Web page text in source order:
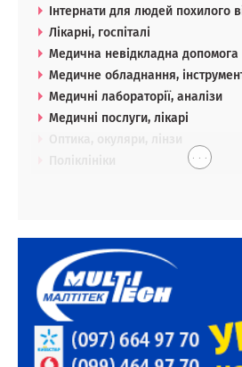
Інтернати для людей похилого
Лікарні, госпіталі
Медична невідкладна допомога
Медичне обладнання,
Медичні лабораторії, аналізи
Медичні послуги, лікарі
. . .